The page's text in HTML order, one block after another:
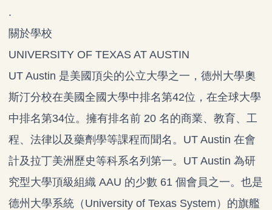
.
關於學校
UNIVERSITY OF TEXAS AT AUSTIN
UT Austin 是美國頂尖的公立大學之一，德州大學奧
斯汀分校在美國全國大學中排名第42位，在全球大學
中排名第34位。擁有排名前 20 名的商業、教育、工
程、法律以及藥劑學等課程而聞名。UT Austin 在會
計及拉丁美洲歷史等科系名列第一。UT Austin 為研
究型大學頂級組織 AAU 的少數 61 個會員之一。也是
德州大學系統（University of Texas System）的旗艦